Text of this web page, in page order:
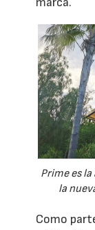
Prime es
la
Como